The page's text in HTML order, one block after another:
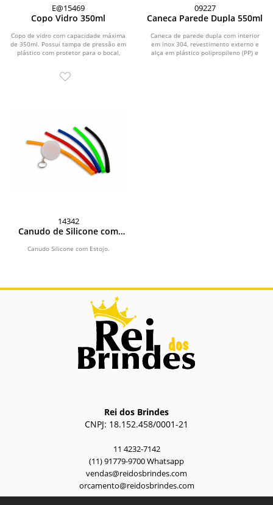
E@15469
Copo Vidro 350ml
Copo de vidro com capacidade máxima
de 350ml. Possui tampa de pressão em
plástico com protetor para o bocal,
09227
Caneca Parede Dupla 550ml
Caneca de parede dupla com interior
em inox 304, revestimento externo e
alça em plástico polipropileno (PP) e
14342
Canudo de Silicone com
Canudo Silicone com Estojo.
Rei dos Brindes
CNPJ: 18.152.458/0001-21
11 4232-7142
(11) 91779-9700 Whatsapp
vendas@reidosbrindes.com
orcamento@reidosbrindes.com